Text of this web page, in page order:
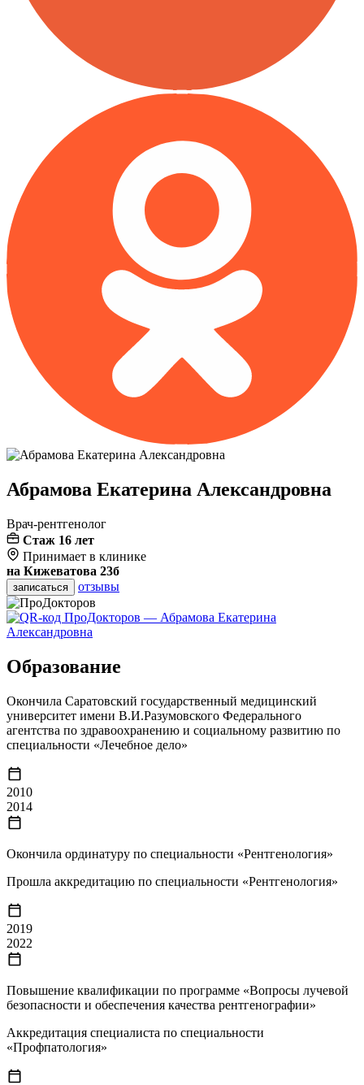
Абрамова Екатерина Александровна
Врач-рентгенолог
Стаж 16 лет
Принимает в клинике
на Кижеватова 23б
записаться отзывы
Образование
Окончила Саратовский государственный медицинский
университет имени В.И.Разумовского Федерального
агентства по здравоохранению и социальному развитию по
специальности «Лечебное дело»
2010
2014
Окончила ординатуру по специальности «Рентгенология»
Прошла аккредитацию по специальности «Рентгенология»
2019
2022
Повышение квалификации по программе «Вопросы лучевой
безопасности и обеспечения качества рентгенографии»
Аккредитация специалиста по специальности
«Профпатология»